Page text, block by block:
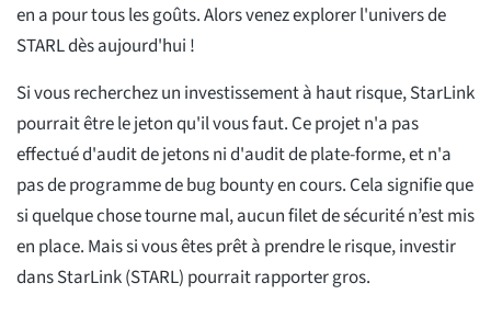
en a pour tous les goûts. Alors venez explorer l'univers de
STARL dès aujourd'hui !
Si vous recherchez un investissement à haut risque, StarLink
pourrait être le jeton qu'il vous faut. Ce projet n'a pas
effectué d'audit de jetons ni d'audit de plate-forme, et n'a
pas de programme de bug bounty en cours. Cela signifie que
si quelque chose tourne mal, aucun filet de sécurité n’est mis
en place. Mais si vous êtes prêt à prendre le risque, investir
dans StarLink (STARL) pourrait rapporter gros.